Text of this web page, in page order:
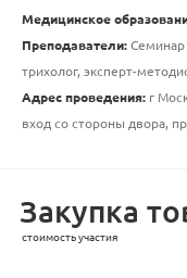
Медицинское
Преподаватели:Семинар
трихолог, эксперт-
Адрес проведения:г
вход со стороны двора,
Закупка
стоимость участия